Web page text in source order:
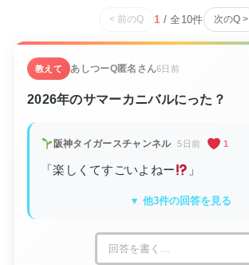
< 前のQ 1 / 全 10件 次のQ >
教えて あしつーQ匿名さん6日前
2026年のサマーカニバルにった？
阪神タイガースチャンネル 5日前 1
「楽しくてすごいよねー 」
▼ 他3件の回答を見る